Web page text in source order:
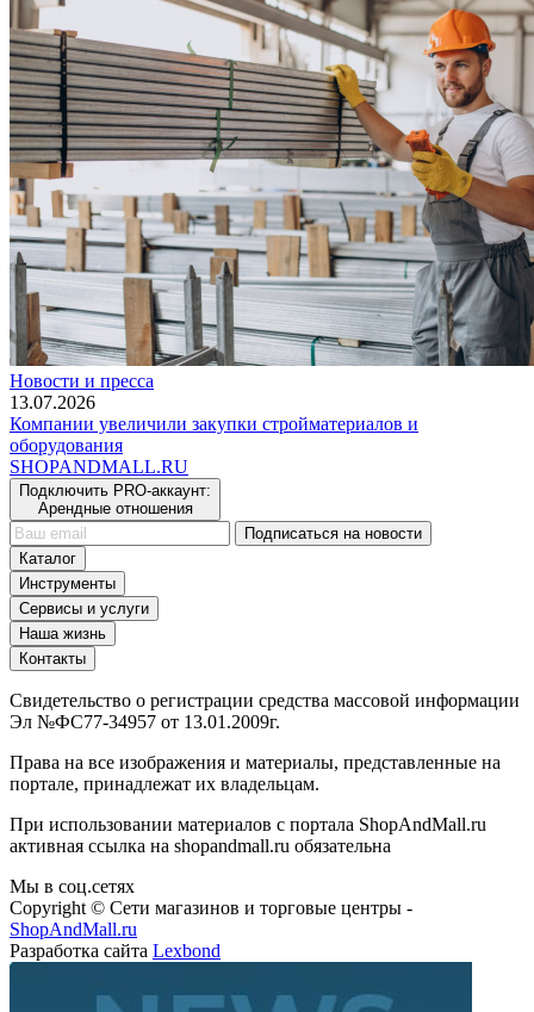
Новости и пресса
13.07.2026
Компании увеличили закупки стройматериалов и
оборудования
SHOPANDMALL.RU
Подключить PRO-аккаунт:
Арендные отношения
Подписаться на новости
Каталог
Инструменты
Сервисы и услуги
Наша жизнь
Контакты
Свидетельство о регистрации средства массовой информации
Эл №ФС77-34957 от 13.01.2009г.
Права на все изображения и материалы, представленные на
портале, принадлежат их владельцам.
При использовании материалов с портала ShopAndMall.ru
активная ссылка на shopandmall.ru обязательна
Мы в соц.сетях
Copyright © Сети магазинов и торговые центры -
ShopAndMall.ru
Разработка сайта Lexbond